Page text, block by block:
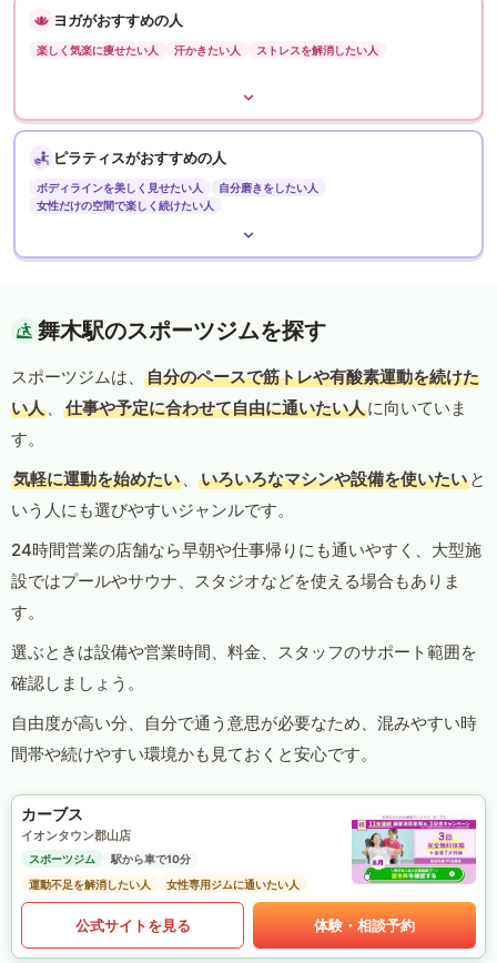
ヨガがおすすめの人
楽しく気楽に痩せたい人 汗かきたい人 ストレスを解消したい人
ピラティスがおすすめの人
ボディラインを美しく見せたい人
自分磨きをしたい人
女性だけの空間で楽しく続けたい人
舞木駅のスポーツジムを探す
スポーツジムは、
自分のペースで筋トレや有酸素運動を続けた
い人 、 仕事や予定に合わせて自由に通いたい人に向いていま
す。
気軽に運動を始めたい 、 いろいろなマシンや設備を使いたい と
いう人にも選びやすいジャンルです。
24時間営業の店舗なら早朝や仕事帰りにも通いやすく、大型施
設ではプールやサウナ、スタジオなどを使える場合もありま
す。
選ぶときは設備や営業時間、料金、スタッフのサポート範囲を
確認しましょう。
自由度が高い分、自分で通う意思が必要なため、混みやすい時
間帯や続けやすい環境かも見ておくと安心です。
カーブス
イオンタウン郡山店
スポーツジム
駅から車で10分
運動不足を解消したい人
女性専用ジムに通いたい人
公式サイトを見る 体験・相談予約